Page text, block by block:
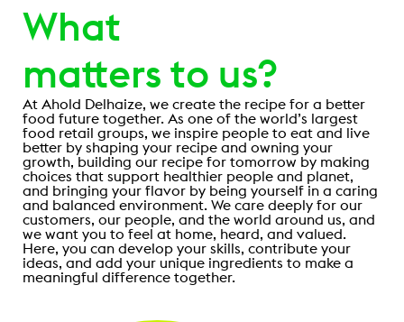
What
matters to us?
At Ahold Delhaize, we create the recipe for a better
food future together. As one of the world’s largest
food retail groups, we inspire people to eat and live
better by shaping your recipe and owning your
growth, building our recipe for tomorrow by making
choices that support healthier people and planet,
and bringing your flavor by being yourself in a caring
and balanced environment. We care deeply for our
customers, our people, and the world around us, and
we want you to feel at home, heard, and valued.
Here, you can develop your skills, contribute your
ideas, and add your unique ingredients to make a
meaningful difference together.